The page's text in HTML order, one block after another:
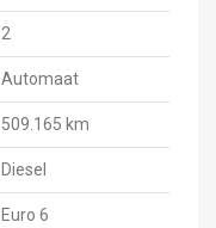
2
Automaat
509.165 km
Diesel
Euro 6